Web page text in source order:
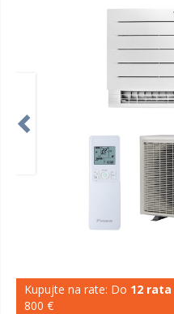
Kupujte na rate: Do 12 rata
800 €